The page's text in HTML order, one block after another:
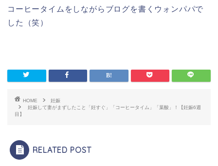
コーヒータイムをしながらブログを書くウォンパパで
した（笑）
HOME
妊娠
妊娠して妻がまずしたこと「妊すぐ」「コーヒータイム」「葉酸」！【妊娠6週
目】
RELATED POST